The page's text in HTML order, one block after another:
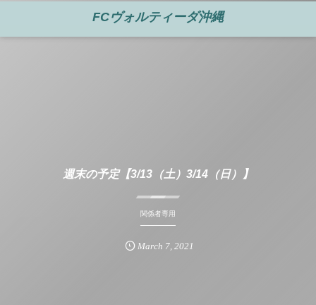
FCヴォルティーダ沖縄
週末の予定【3/13（土）3/14（日）】
関係者専用
March 7, 2021